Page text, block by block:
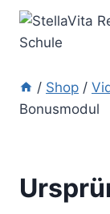
Zum
springen
/ Shop /
Bonusmodul